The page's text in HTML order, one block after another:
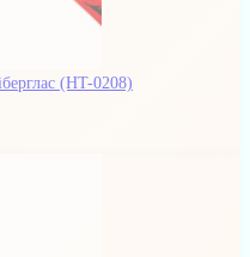
(HT-0208)